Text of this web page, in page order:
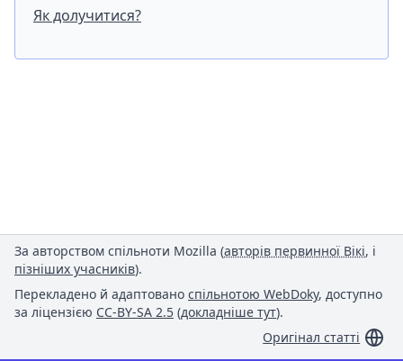
Як долучитися?
За авторством спільноти Mozilla (авторів первинної Вікі, і
пізніших учасників).
Перекладено й адаптовано спільнотою WebDoky, доступно
за ліцензією CC-BY-SA 2.5 (докладніше тут).
Оригінал статті